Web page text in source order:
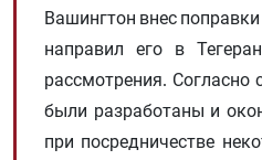
Вашингтон внес
направил его в
рассмотрения.
были разработаны и
при посредничестве